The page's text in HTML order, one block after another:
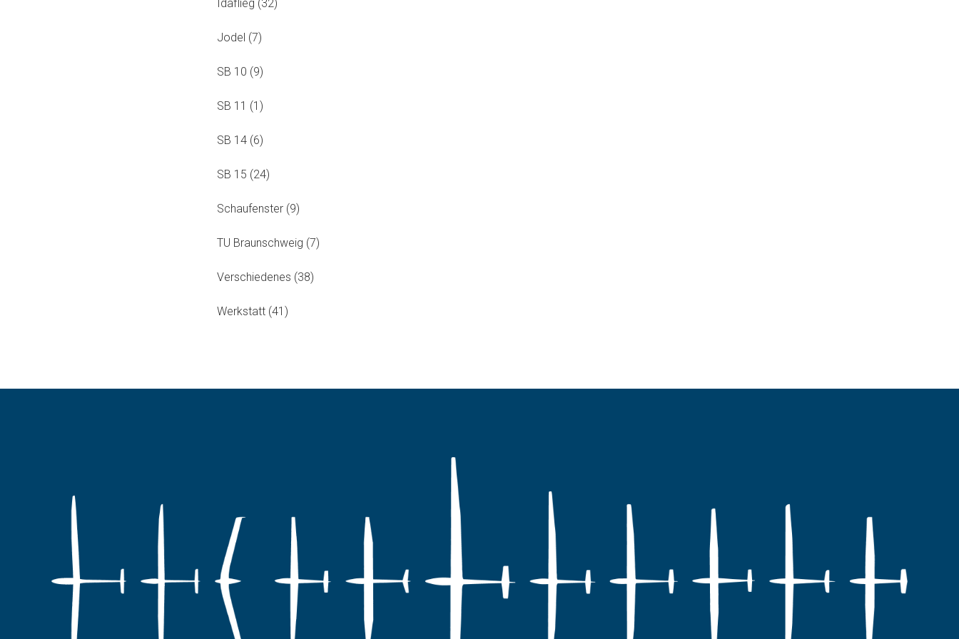
Idaflieg (32)
Jodel (7)
SB 10 (9)
SB 11 (1)
SB 14 (6)
SB 15 (24)
Schaufenster (9)
TU Braunschweig (7)
Verschiedenes (38)
Werkstatt (41)